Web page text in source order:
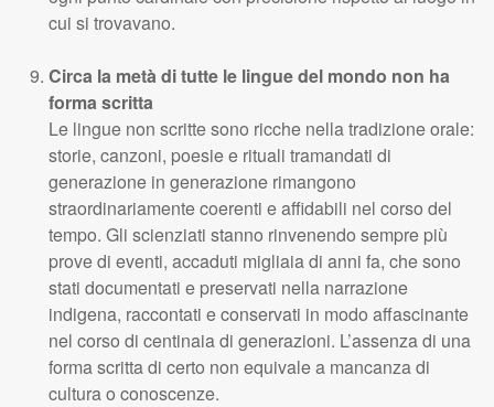
cui si trovavano.
Circa la metà di tutte le lingue del mondo non ha
forma scritta
Le lingue non scritte sono ricche nella tradizione orale:
storie, canzoni, poesie e rituali tramandati di
generazione in generazione rimangono
straordinariamente coerenti e affidabili nel corso del
tempo. Gli scienziati stanno rinvenendo sempre più
prove di eventi, accaduti migliaia di anni fa, che sono
stati documentati e preservati nella narrazione
indigena, raccontati e conservati in modo affascinante
nel corso di centinaia di generazioni. L’assenza di una
forma scritta di certo non equivale a mancanza di
cultura o conoscenze.